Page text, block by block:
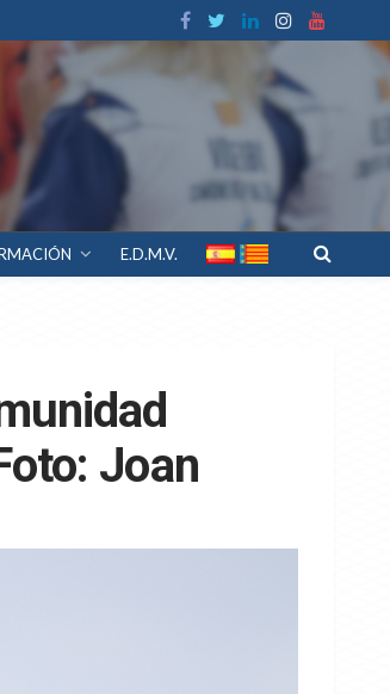
E.D.M.V.
Joan